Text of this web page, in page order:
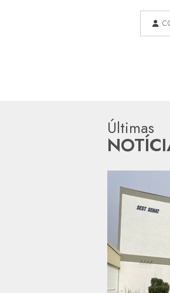
Últimas